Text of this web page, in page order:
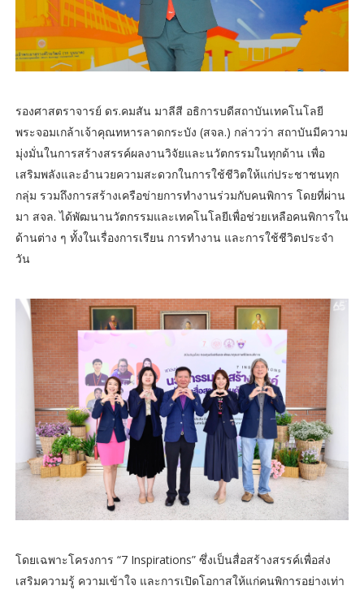
รองศาสตราจารย์ ดร.คมสัน มาลีสี อธิการบดีสถาบันเทคโนโลยี
พระจอมเกล้าเจ้าคุณทหารลาดกระบัง (สจล.) กล่าวว่า สถาบันมีความ
มุ่งมั่นในการสร้างสรรค์ผลงานวิจัยและนวัตกรรมในทุกด้าน เพื่อ
เสริมพลังและอำนวยความสะดวกในการใช้ชีวิตให้แก่ประชาชนทุก
กลุ่ม รวมถึงการสร้างเครือข่ายการทำงานร่วมกับคนพิการ โดยที่ผ่าน
มา สจล. ได้พัฒนานวัตกรรมและเทคโนโลยีเพื่อช่วยเหลือคนพิการใน
ด้านต่าง ๆ ทั้งในเรื่องการเรียน การทำงาน และการใช้ชีวิตประจำ
วัน
โดยเฉพาะโครงการ “7 Inspirations” ซึ่งเป็นสื่อสร้างสรรค์เพื่อส่ง
เสริมความรู้ ความเข้าใจ และการเปิดโอกาสให้แก่คนพิการอย่างเท่า